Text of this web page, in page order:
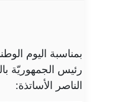
بمناسبة اليوم
رئيس الجمهوريّة
الناصر الأساتذة: